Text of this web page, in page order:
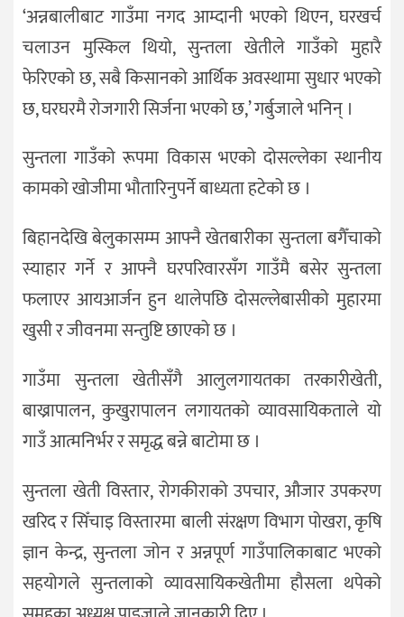
‘अन्नबालीबाट गाउँमा नगद आम्दानी भएको थिएन, घरखर्च
चलाउन मुस्किल थियो, सुन्तला खेतीले गाउँको मुहारै
फेरिएको छ, सबै किसानको आर्थिक अवस्थामा सुधार भएको
छ, घरघरमै रोजगारी सिर्जना भएको छ,’ गर्बुजाले भनिन् ।
सुन्तला गाउँको रूपमा विकास भएको दोसल्लेका स्थानीय
कामको खोजीमा भौतारिनुपर्ने बाध्यता हटेको छ ।
बिहानदेखि बेलुकासम्म आफ्नै खेतबारीका सुन्तला बगैँचाको
स्याहार गर्ने र आफ्नै घरपरिवारसँग गाउँमै बसेर सुन्तला
फलाएर आयआर्जन हुन थालेपछि दोसल्लेबासीको मुहारमा
खुसी र जीवनमा सन्तुष्टि छाएको छ ।
गाउँमा सुन्तला खेतीसँगै आलुलगायतका तरकारीखेती,
बाख्रापालन, कुखुरापालन लगायतको व्यावसायिकताले यो
गाउँ आत्मनिर्भर र समृद्ध बन्ने बाटोमा छ ।
सुन्तला खेती विस्तार, रोगकीराको उपचार, औजार उपकरण
खरिद र सिँचाइ विस्तारमा बाली संरक्षण विभाग पोखरा, कृषि
ज्ञान केन्द्र, सुन्तला जोन र अन्नपूर्ण गाउँपालिकाबाट भएको
सहयोगले सुन्तलाको व्यावसायिकखेतीमा हौसला थपेको